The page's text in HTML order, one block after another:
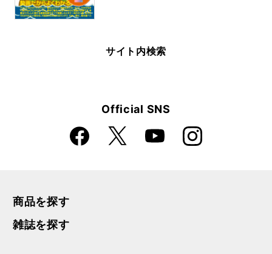
サイト内検索
Official SNS
Faceboo
k
X YouTube Instagra
m
商品を探す
雑誌を探す